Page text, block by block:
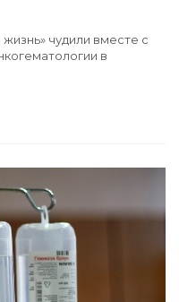
чудили вместе с
в